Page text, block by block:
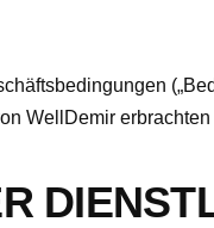
WellDemir